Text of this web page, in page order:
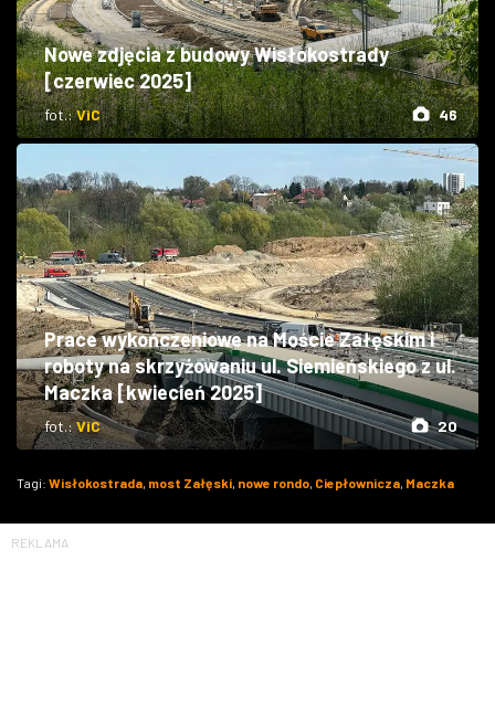
Nowe zdjęcia z budowy Wisłokostrady
[czerwiec 2025]
fot.:ViC 46
Prace wykończeniowe na Moście Załęskim i
roboty na skrzyżowaniu ul. Siemieńskiego z ul.
Maczka [kwiecień 2025]
fot.:ViC 20
Tagi: Wisłokostrada, most Załęski, nowe rondo, Ciepłownicza, Maczka
REKLAMA